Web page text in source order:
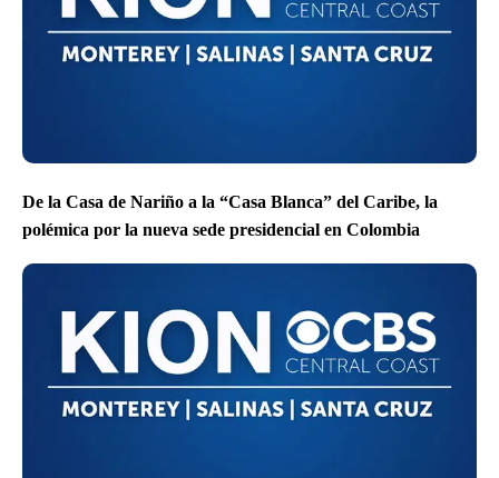
De la Casa de Nariño a la “Casa Blanca” del Caribe, la
polémica por la nueva sede presidencial en Colombia